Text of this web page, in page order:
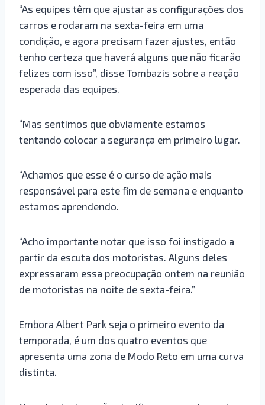
“As equipes têm que ajustar as configurações dos
carros e rodaram na sexta-feira em uma
condição, e agora precisam fazer ajustes, então
tenho certeza que haverá alguns que não ficarão
felizes com isso”, disse Tombazis sobre a reação
esperada das equipes.
“Mas sentimos que obviamente estamos
tentando colocar a segurança em primeiro lugar.
“Achamos que esse é o curso de ação mais
responsável para este fim de semana e enquanto
estamos aprendendo.
“Acho importante notar que isso foi instigado a
partir da escuta dos motoristas. Alguns deles
expressaram essa preocupação ontem na reunião
de motoristas na noite de sexta-feira.”
Embora Albert Park seja o primeiro evento da
temporada, é um dos quatro eventos que
apresenta uma zona de Modo Reto em uma curva
distinta.